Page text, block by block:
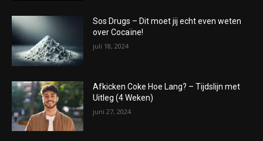
Sos Drugs – Dit moet jij echt even weten
over Cocaïne!
juli 18, 2024
Afkicken Coke Hoe Lang? – Tijdslijn met
Uitleg (4 Weken)
juni 27, 2024